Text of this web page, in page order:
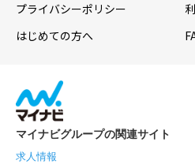
プライバシーポリシー
はじめての方へ
マイナビグループの関連サイト
求人情報